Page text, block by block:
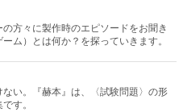
方々に製作時のエピソードをお聞き
ム）とは何か？を探っていきます。
ない。『赫本』は、〈試験問題〉の形
す。